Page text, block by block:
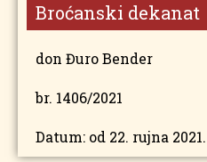
Broćanski dekanat
don Đuro Bender
br. 1406/2021
Datum: od 22. rujna 2021.